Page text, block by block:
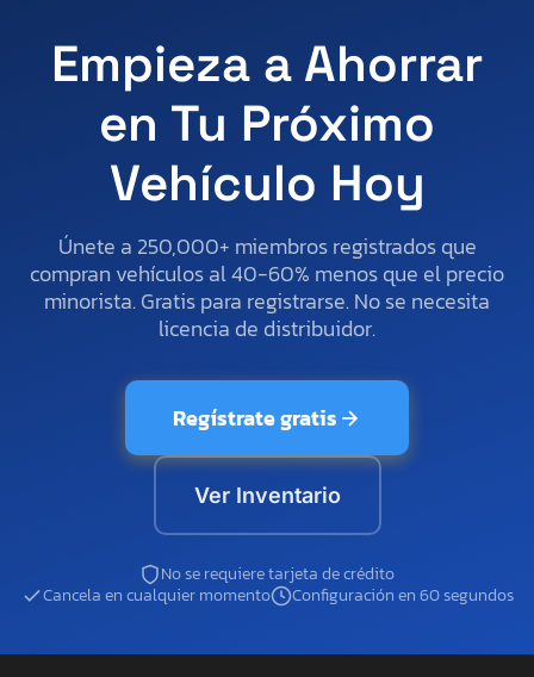
Empieza a Ahorrar
en Tu Próximo
Vehículo Hoy
Únete a 250,000+ miembros registrados que
compran vehículos al 40-60% menos que el precio
minorista. Gratis para registrarse. No se necesita
licencia de distribuidor.
Regístrate gratis
Ver Inventario
No se requiere tarjeta de crédito
Cancela en cualquier momento
Configuración en 60 segundos